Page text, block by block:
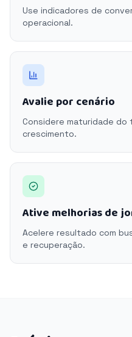
Use indicadores de
operacional.
Avalie por cenário
Considere maturidade
crescimento.
Ative melhorias de
Acelere resultado com
e recuperação.